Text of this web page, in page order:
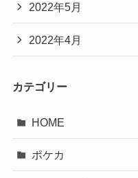
2022年5月
2022年4月
カテゴリー
HOME
ポケカ